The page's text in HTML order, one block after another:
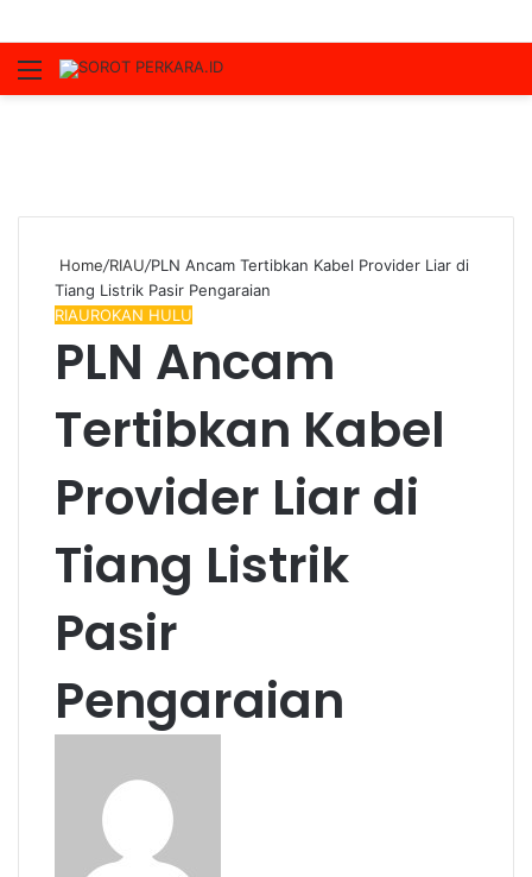
Menu
Home/RIAU/PLN Ancam Tertibkan Kabel Provider Liar di
Tiang Listrik Pasir Pengaraian
RIAUROKAN HULU
PLN Ancam
Tertibkan Kabel
Provider Liar di
Tiang Listrik
Pasir
Pengaraian